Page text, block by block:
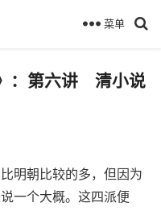
菜单
：第六讲 清小说
朝比较的多，但因为
一个大概。这四派便